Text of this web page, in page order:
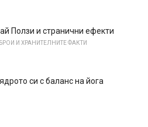
Ползи и странични ефекти
И ХРАНИТЕЛНИТЕ ФАКТИ
си с баланс на йога